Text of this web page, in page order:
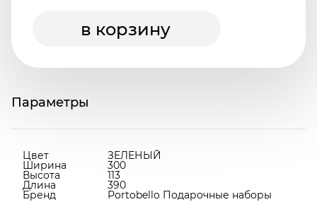
в корзину
Параметры
Цвет ЗЕЛЕНЫЙ
Ширина 300
Высота 113
Длина 390
Бренд Portobello Подарочные наборы